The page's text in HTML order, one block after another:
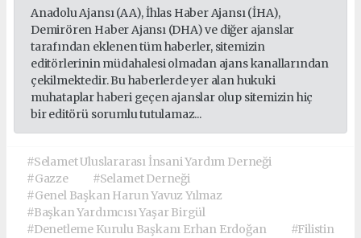
Anadolu Ajansı (AA), İhlas Haber Ajansı (İHA),
Demirören Haber Ajansı (DHA) ve diğer ajanslar
tarafından eklenen tüm haberler, sitemizin
editörlerinin müdahalesi olmadan ajans kanallarından
çekilmektedir. Bu haberlerde yer alan hukuki
muhataplar haberi geçen ajanslar olup sitemizin hiç
bir editörü sorumlu tutulamaz...
#Selamet Uluslararası İnsani Yardım Derneği
#Gazze
#Selamet Derneği
#Genel Başkan Harun Yavuz Yılmaz
#Başkan Yardımcısı Yaşar Birgül
#Denetleme Kurulu Başkanı Erhan Erdoğan
#Filistin